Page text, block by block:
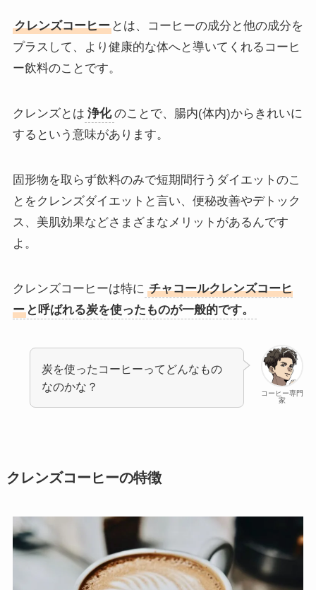
クレンズコーヒーとは、コーヒーの成分と他の成分を
プラスして、より健康的な体へと導いてくれるコーヒ
ー飲料のことです。
クレンズとは 浄化 のことで、腸内(体内)からきれいに
するという意味があります。
固形物を取らず飲料のみで短期間行うダイエットのこ
とをクレンズダイエットと言い、便秘改善やデトック
ス、美肌効果などさまざまなメリットがあるんです
よ。
クレンズコーヒーは特に チャコールクレンズコーヒ
ーと呼ばれる炭を使ったものが一般的です。
コーヒー専門
家
炭を使ったコーヒーってどんなもの
なのかな？
クレンズコーヒーの特徴